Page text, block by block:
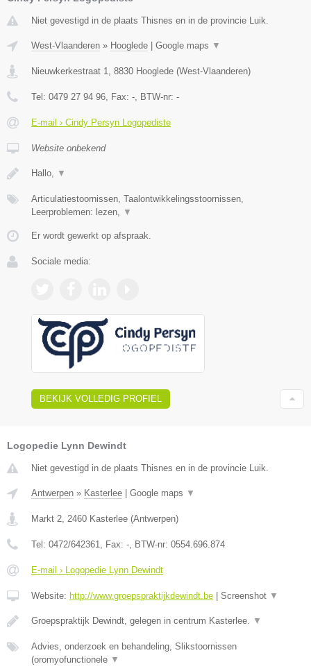
Niet gevestigd in de plaats Thisnes en in de provincie Luik.
West-Vlaanderen » Hooglede | Google maps ▼
Nieuwkerkestraat 1 8830 Hooglede (West-Vlaanderen)
Tel: 0479 27 94 96 , Fax: - , BTW-nr: -
E-mail › Cindy Persyn Logopediste
Website onbekend
Hallo, ▼
Articulatiestoornissen, Taalontwikkelingsstoornissen,
Leerproblemen: lezen,
▼
Er wordt gewerkt op afspraak.
Sociale media:
BEKIJK VOLLEDIG PROFIEL
Logopedie Lynn Dewindt
Niet gevestigd in de plaats Thisnes en in de provincie Luik.
Antwerpen » Kasterlee Google maps ▼
Markt 2, 2460 Kasterlee (Antwerpen)
Tel: 0472/642361, Fax: -, BTW-nr: 0554.696.874
E-mail › Logopedie Lynn Dewindt
Website: http://www.groepspraktijkdewindt.be Screenshot ▼
Groepspraktijk Dewindt, gelegen in centrum Kasterlee. ▼
Advies, onderzoek en behandeling, Slikstoornissen
(oromyofunctionele ▼